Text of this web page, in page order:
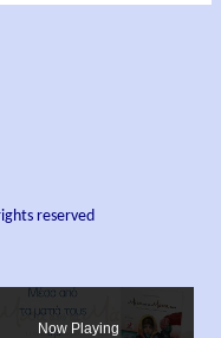
reserved
Now Playing